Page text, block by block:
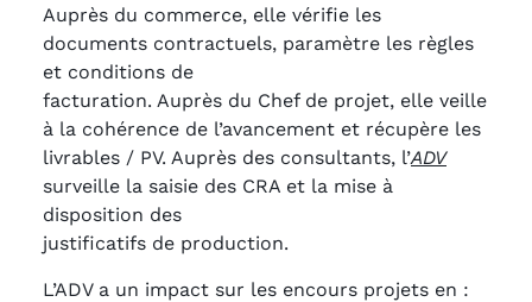
Auprès du commerce, elle vérifie les
documents contractuels, paramètre les règles
et conditions de
facturation. Auprès du Chef de projet, elle veille
à la cohérence de l’avancement et récupère les
livrables / PV. Auprès des consultants, l’ADV
surveille la saisie des CRA et la mise à
disposition des
justificatifs de production.
L’ADV a un impact sur les encours projets en :